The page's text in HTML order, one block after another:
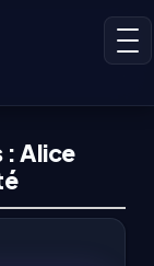
: Alice